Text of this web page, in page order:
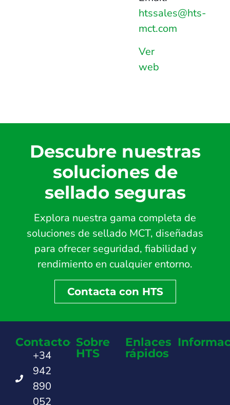
htssales@hts-
mct.com
Ver
web
Descubre nuestras
soluciones de
sellado seguras
Explora nuestra gama completa de
soluciones de sellado MCT, diseñadas
para ofrecer seguridad, fiabilidad y
rendimiento en cualquier entorno.
Contacta con HTS
Contacto
+34
942
890
052
Sobre
HTS
Enlaces
rápidos